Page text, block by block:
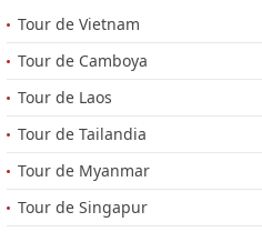
Tour de Vietnam
Tour de Camboya
Tour de Laos
Tour de Tailandia
Tour de Myanmar
Tour de Singapur